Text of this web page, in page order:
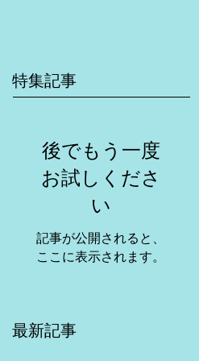
特集記事
後でもう一度
お試しくださ
い
記事が公開されると、
ここに表示されます。
最新記事